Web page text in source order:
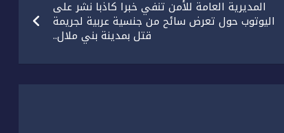
المديرية العامة للأمن تنفي خبرا كاذبا نشر على
اليوتوب حول تعرض سائح من جنسية عربية لجريمة
قتل بمدينة بني ملال..